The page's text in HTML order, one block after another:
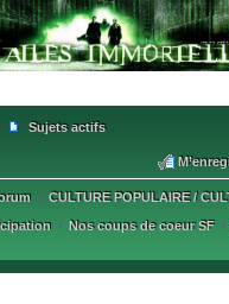
Sujets actifs
CULTURE POPULAIRE /
Nos coups de coeur SF